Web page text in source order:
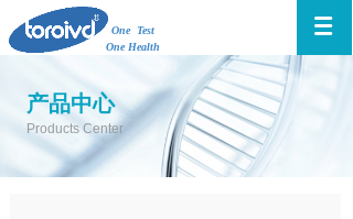
One Test
One Health
产品中心
Products Center